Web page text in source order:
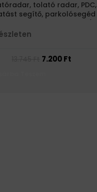
tolató radar, PDC,
segítő, parkolósegéd
ezüst színű szenzorral)
7.200Ft